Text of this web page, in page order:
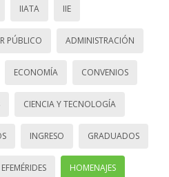
IIATA IIE
PÚBLICO ADMINISTRACIÓN
ECONOMÍA CONVENIOS
CIENCIA Y TECNOLOGÍA
INGRESO GRADUADOS
EFEMÉRIDES HOMENAJES